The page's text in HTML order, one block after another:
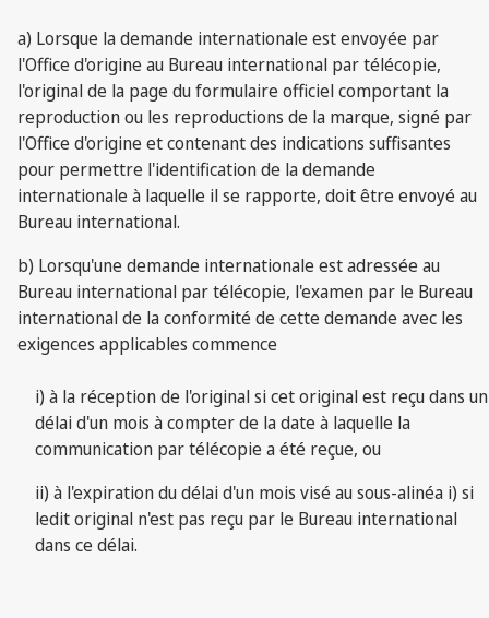
a) Lorsque la demande internationale est envoyée par
l'Office d'origine au Bureau international par télécopie,
l'original de la page du formulaire officiel comportant la
reproduction ou les reproductions de la marque, signé par
l'Office d'origine et contenant des indications suffisantes
pour permettre l'identification de la demande
internationale à laquelle il se rapporte, doit être envoyé au
Bureau international.
b) Lorsqu'une demande internationale est adressée au
Bureau international par télécopie, l'examen par le Bureau
international de la conformité de cette demande avec les
exigences applicables commence
i) à la réception de l'original si cet original est reçu dans un
délai d'un mois à compter de la date à laquelle la
communication par télécopie a été reçue, ou
ii) à l'expiration du délai d'un mois visé au sous-alinéa i) si
ledit original n'est pas reçu par le Bureau international
dans ce délai.